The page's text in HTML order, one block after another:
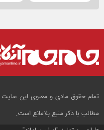
تمام حقوق مادی و معنوی این سایت
مطالب با ذکر منبع بلامانع است.